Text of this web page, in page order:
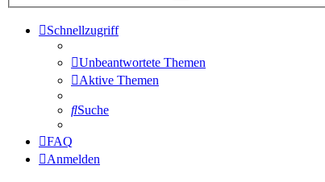
Schnellzugriff
Unbeantwortete Themen
Aktive Themen
Suche
FAQ
Anmelden